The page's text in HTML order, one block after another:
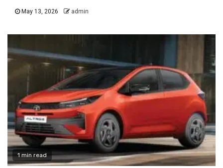
May 13, 2026 admin
1 min read